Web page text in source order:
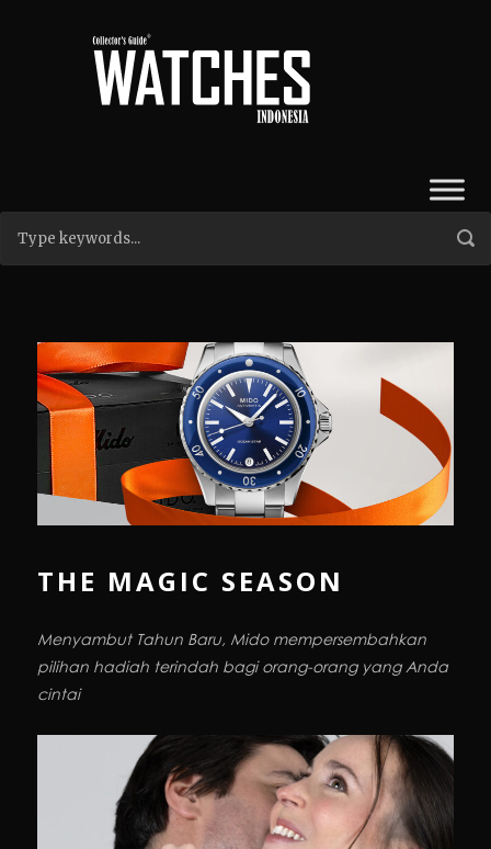
THE MAGIC SEASON
Menyambut Tahun Baru, Mido mempersembahkan
pilihan hadiah terindah bagi orang-orang yang Anda
cintai